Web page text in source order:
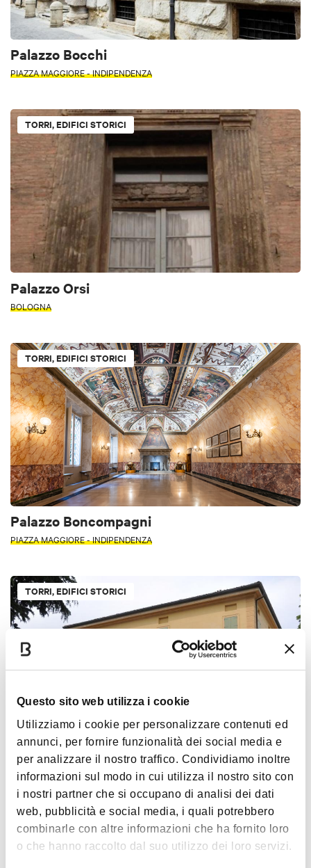
Questo sito web utilizza i cookie
Utilizziamo i cookie per personalizzare contenuti ed
annunci, per fornire funzionalità dei social media e
per analizzare il nostro traffico. Condividiamo inoltre
informazioni sul modo in cui utilizza il nostro sito con
i nostri partner che si occupano di analisi dei dati
web, pubblicità e social media, i quali potrebbero
combinarle con altre informazioni che ha fornito loro
o che hanno raccolto dal suo utilizzo dei loro servizi.
Palazzo Bocchi
PIAZZA MAGGIORE - INDIPENDENZA
TORRI, EDIFICI STORICI
Palazzo Orsi
BOLOGNA
TORRI, EDIFICI STORICI
Palazzo Boncompagni
PIAZZA MAGGIORE - INDIPENDENZA
TORRI, EDIFICI STORICI
Villa Edvige Garagnani
APPENNINO < 20 KM DA BOLOGNA
TORRI, EDIFICI STORICI